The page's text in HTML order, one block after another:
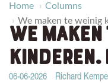
Home
Columns
We maken te weinig
WE
KINDEREN.
06-06-2026 Richard